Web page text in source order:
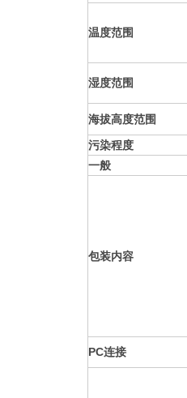
温度范围
湿度范围
海拔高度范围
污染程度
一般
包装内容
PC连接